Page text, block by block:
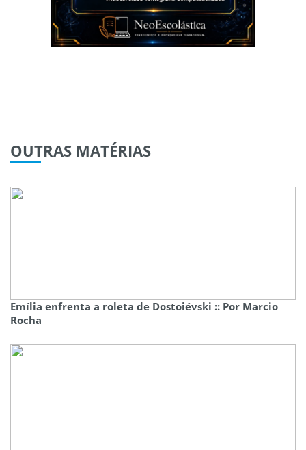
OUTRAS MATÉRIAS
Emília enfrenta a roleta de Dostoiévski :: Por Marcio
Rocha